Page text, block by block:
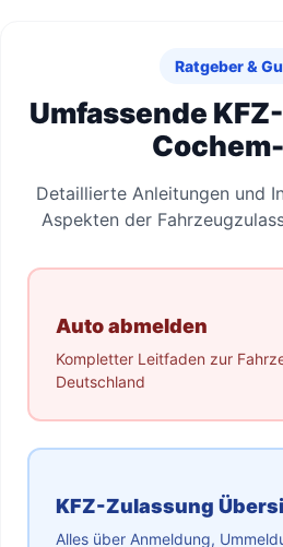
Ratgeber &
Umfassende
Detaillierte Anleitungen und
Aspekten der
Auto abmelden
Kompletter Leitfaden zur
Deutschland
KFZ-Zulassung
Alles über Anmeldung,